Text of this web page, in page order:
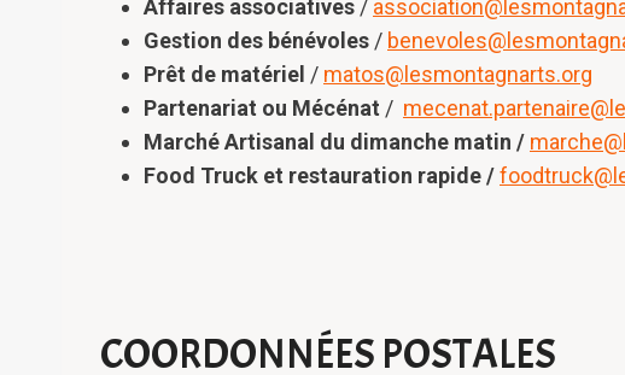
Affaires associatives /
Gestion des bénévoles /
Prêt de matériel / matos@lesmontagnarts.org
Partenariat ou Mécénat /
Marché Artisanal du dimanche matin /
Food Truck et restauration rapide /
COORDONNÉES POSTALES